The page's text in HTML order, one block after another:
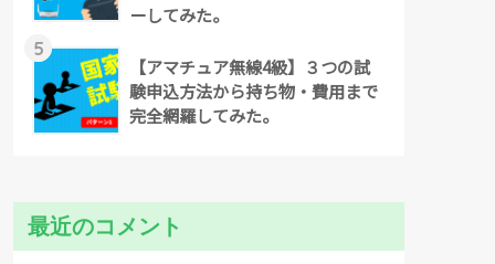
ーしてみた。
5
【アマチュア無線4級】３つの試
験申込方法から持ち物・費用まで
完全網羅してみた。
最近のコメント